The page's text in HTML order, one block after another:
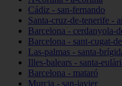
Cádiz - san-fernando
Santa-cruz-de-tenerife -
Barcelona - cerdanyola-
Barcelona - sant-cugat-
Las-palmas - santa-
Illes-balears - santa-
Barcelona - mataró
Murcia - san-javier